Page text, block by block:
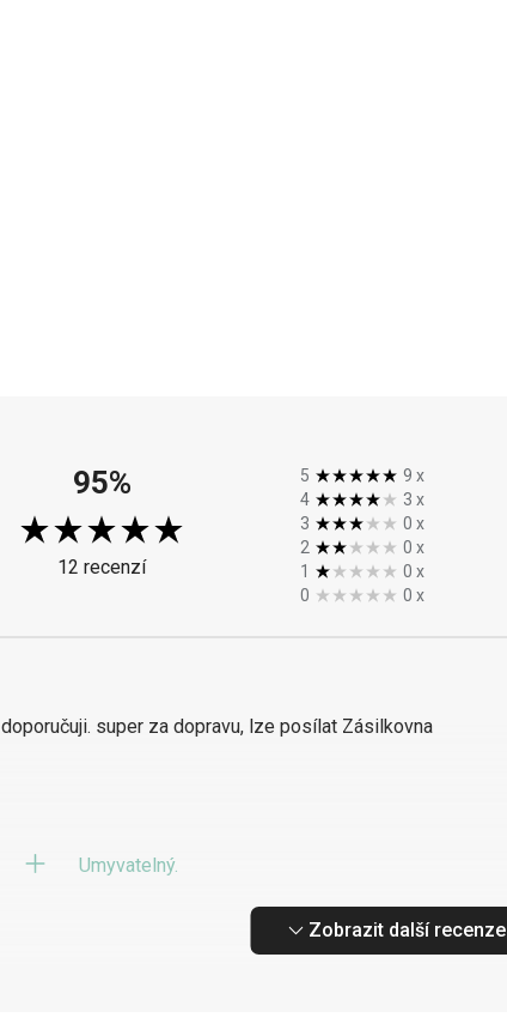
95%
12 recenzí
5 9 x
4
3 x
3
0 x
2
0 x
1
0 x
0
0 x
doporučuji. super za dopravu, lze posílat Zásilkovna
Umyvatelný.
Zobrazit další recenze